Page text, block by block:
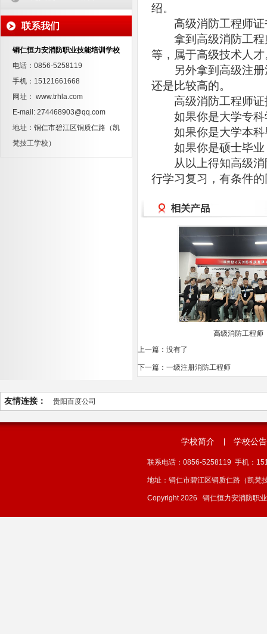
联系我们
铜仁恒力安消防职业技能培训学校
电话：0856-5258119
手机：15121661668
网址： www.trhla.com
E-mail: 274468903@qq.com
地址：铜仁市碧江区铜质仁路（凯
梵技工学校）
绍。
高级消防工程师证
拿到高级消防工程
等，属于高级技术人
另外拿到高级注册
还是比较高的。
高级消防工程师证
如果你是大学专科
如果你是大学本科
如果你是硕士毕业
从以上得知高级消
行学习复习，有条件
高级消防工程师
上一篇：没有了
下一篇：一级注册消防工程师
友情连接： 贵阳百度公司
学校简介 学校公告
联系电话：0856-5258119 手机：
地址：铜仁市碧江区铜质仁路（凯梵
Copyright 2026 铜仁恒力安消防职